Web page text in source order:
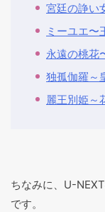
宮廷の諍い
ミーユエ〜
永遠の桃花
独孤伽羅～
麗王別姫～
ちなみに、U-
です。